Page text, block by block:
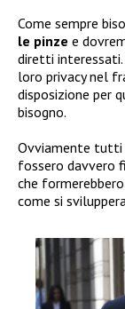
Come sempre
le pinze e
diretti interessati.
loro privacy nel
disposizione per
bisogno.
Ovviamente tutti
fossero davvero
che
come si